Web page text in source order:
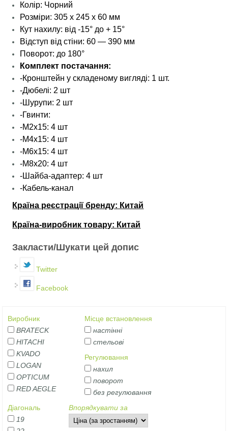
Колір: Чорний
Розміри: 305 x 245 x 60 мм
Кут нахилу: від -15° до + 15°
Відступ від стіни: 60 — 390 мм
Поворот: до 180°
Комплект постачання:
-Кронштейн у складеному вигляді: 1 шт.
-Дюбелі: 2 шт
-Шурупи: 2 шт
-Гвинти:
-М2х15: 4 шт
-М4х15: 4 шт
-М6х15: 4 шт
-М8х20: 4 шт
-Шайба-адаптер: 4 шт
-Кабель-канал
Країна реєстрації бренду: Китай
Країна-виробник товару: Китай
Закласти/Шукати цей допис
Twitter
Facebook
Виробник
BRATECK
HITACHI
KVADO
LOGAN
OPTICUM
RED AEGLE
Місце встановлення
настінні
стельові
Регулювання
нахил
поворот
без регулювання
Діагональ
19
Впорядкувати за